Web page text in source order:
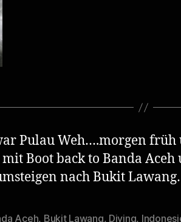
Pulau Weh….morgen früh
Boot back to Banda
nach Bukit
Aceh, Bukit Lawang, Diving,